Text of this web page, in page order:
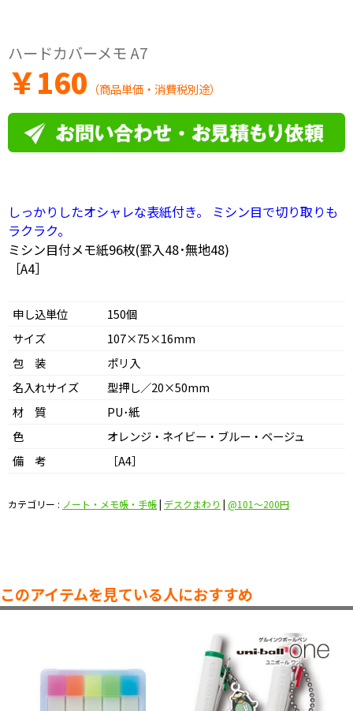
ハードカバーメモ A7
￥160 （商品単価・消費税別途）
しっかりしたオシャレな表紙付き。 ミシン目で切り取りも
ラクラク。
ミシン目付メモ紙96枚(罫入48･無地48)
［A4］
申し込単位
150個
サイズ
107×75×16mm
包 装
ポリ入
名入れサイズ
型押し／20×50mm
材 質
PU･紙
色
オレンジ・ネイビー・ブルー・ベージュ
備 考
［A4］
カテゴリー : ノート・メモ帳・手帳| デスクまわり | @101〜200円
このアイテムを見ている人におすすめ